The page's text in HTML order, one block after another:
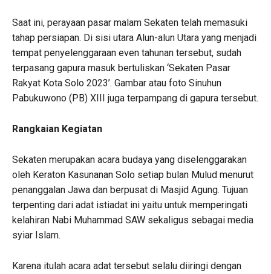
Saat ini, perayaan pasar malam Sekaten telah memasuki
tahap persiapan. Di sisi utara Alun-alun Utara yang menjadi
tempat penyelenggaraan even tahunan tersebut, sudah
terpasang gapura masuk bertuliskan ‘Sekaten Pasar
Rakyat Kota Solo 2023’. Gambar atau foto Sinuhun
Pabukuwono (PB) XIII juga terpampang di gapura tersebut.
Rangkaian Kegiatan
Sekaten merupakan acara budaya yang diselenggarakan
oleh Keraton Kasunanan Solo setiap bulan Mulud menurut
penanggalan Jawa dan berpusat di Masjid Agung. Tujuan
terpenting dari adat istiadat ini yaitu untuk memperingati
kelahiran Nabi Muhammad SAW sekaligus sebagai media
syiar Islam.
Karena itulah acara adat tersebut selalu diiringi dengan